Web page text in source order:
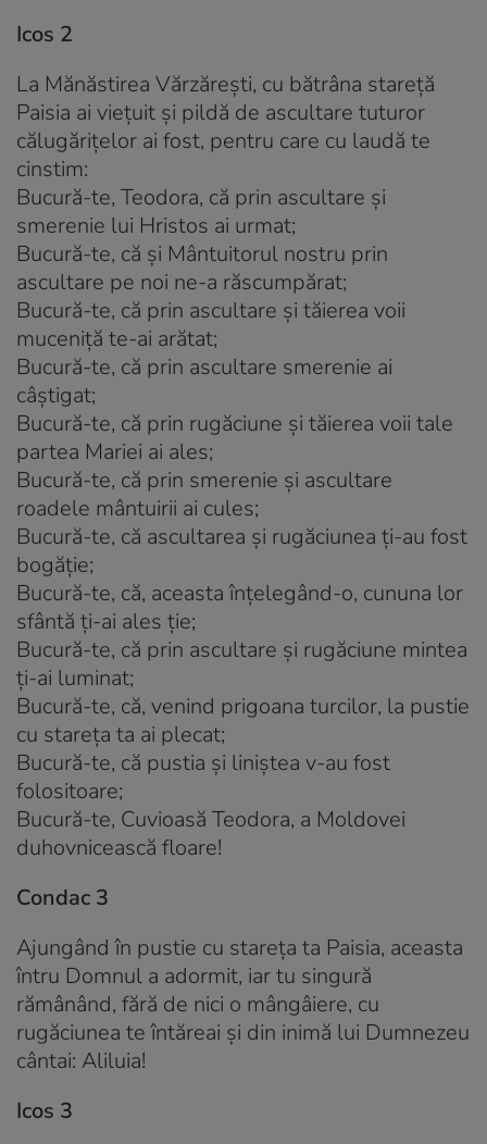
Icos 2
La Mănăstirea Vărzărești, cu bătrâna stareță
Paisia ai viețuit și pildă de ascultare tuturor
călugărițelor ai fost, pentru care cu laudă te
cinstim:
Bucură-te, Teodora, că prin ascultare și
smerenie lui Hristos ai urmat;
Bucură-te, că și Mântuitorul nostru prin
ascultare pe noi ne-a răscumpărat;
Bucură-te, că prin ascultare și tăierea voii
muceniță te-ai arătat;
Bucură-te, că prin ascultare smerenie ai
câștigat;
Bucură-te, că prin rugăciune și tăierea voii tale
partea Mariei ai ales;
Bucură-te, că prin smerenie și ascultare
roadele mântuirii ai cules;
Bucură-te, că ascultarea și rugăciunea ți-au fost
bogăție;
Bucură-te, că, aceasta înțelegând-o, cununa lor
sfântă ți-ai ales ție;
Bucură-te, că prin ascultare și rugăciune mintea
ți-ai luminat;
Bucură-te, că, venind prigoana turcilor, la pustie
cu stareța ta ai plecat;
Bucură-te, că pustia și liniștea v-au fost
folositoare;
Bucură-te, Cuvioasă Teodora, a Moldovei
duhovnicească floare!
Condac 3
Ajungând în pustie cu stareța ta Paisia, aceasta
întru Domnul a adormit, iar tu singură
rămânând, fără de nici o mân­gâiere, cu
rugăciunea te întăreai și din inimă lui Dumnezeu
cântai: Aliluia!
Icos 3